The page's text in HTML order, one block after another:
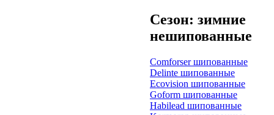
Сезон: зимние
нешипованные
Comforser шипованные
Delinte шипованные
Ecovision шипованные
Goform шипованные
Habilead шипованные